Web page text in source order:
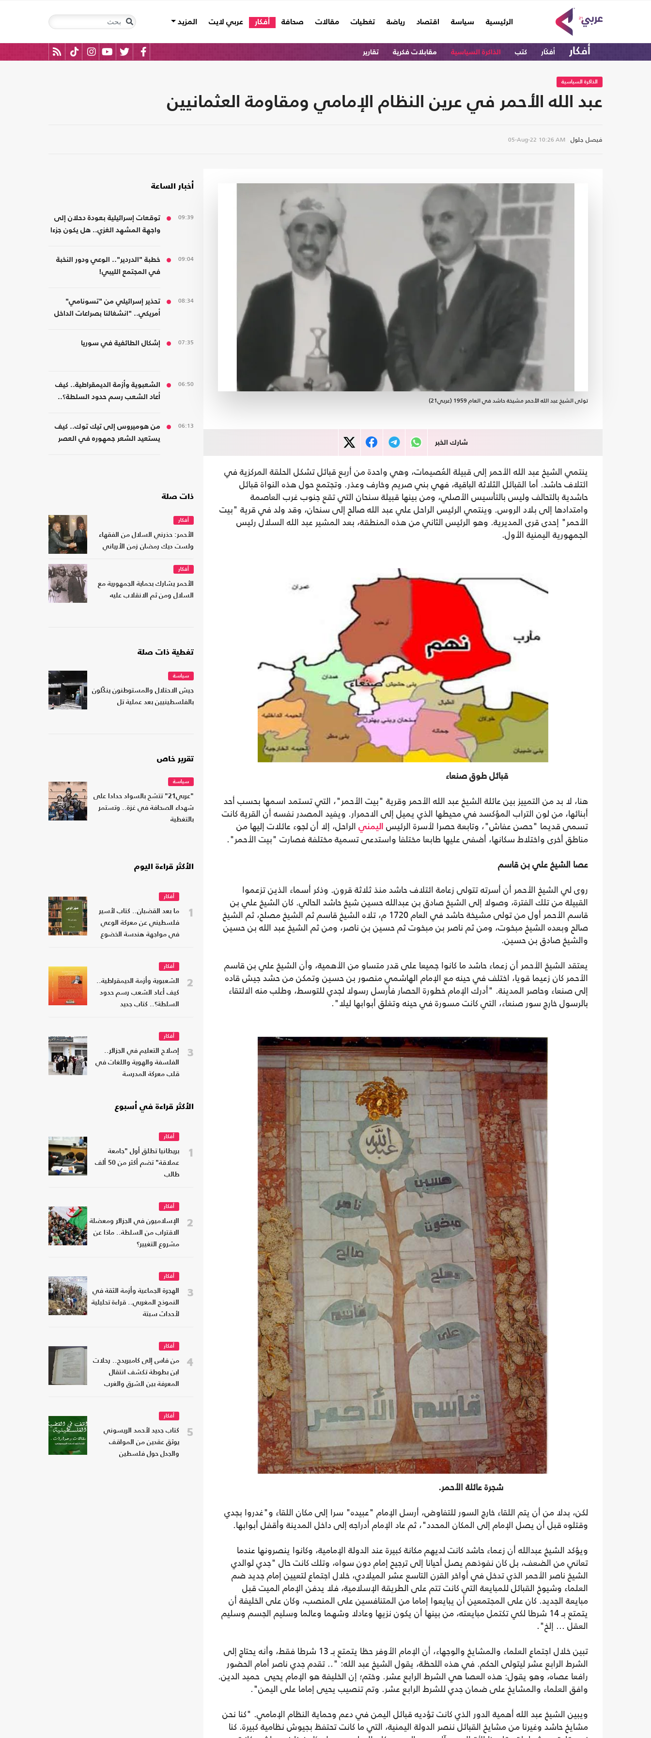
الرئيسية
(current) سياسة اقتصاد رياضة تغطيات مقالات صحافة أفكار عربي لايت المزيد
أفكار أفكَار كتب الذاكرة السياسية مقابلات فكرية تقارير
الذاكرة السياسية
عبد الله الأحمر في عرين النظام الإمامي ومقاومة العثمانيين
فيصل جلول 05-Aug-22 10:26 AM
تولى الشيخ عبد الله الأحمر مشيخة حاشد في العام 1959 (عربي21)
شارك الخبر
ينتمي الشيخ عبد الله الأحمر إلى قبيلة العُصيمات، وهي واحدة من أربع قبائل تشكل الحلقة المركزية في
ائتلاف حاشد. أما القبائل الثلاثة الباقية، فهي بني صريم وخارف وعذر. وتجتمع حول هذه النواة قبائل
حاشدية بالتحالف وليس بالتأسيس الأصلي، ومن بينها قبيلة سنحان التي تقع جنوب غرب العاصمة
وامتدادها إلى بلاد الروس. وينتمي الرئيس الراحل علي عبد الله صالح إلى سنحان، وقد ولد في قرية "بيت
الأحمر" إحدى قرى المديرية. وهو الرئيس الثاني من هذه المنطقة، بعد المشير عبد الله السلال رئيس
الجمهورية اليمنية الأول.
قبائل طوق صنعاء
هنا، لا بد من التمييز بين عائلة الشيخ عبد الله الأحمر وقرية "بيت الأحمر"، التي تستمد اسمها بحسب أحد
أبنائها، من لون التراب المؤكسد في محيطها الذي يميل إلى الاحمرار. ويفيد المصدر نفسه أن القرية كانت
تسمى قديما "حصن عفاش"، وتابعة حصرا لأسرة الرئيس
اليمني الراحل، إلا أن لجوء عائلات إليها من
مناطق أخرى واختلاط سكانها، أضفى عليها طابعا مختلفا واستدعى تسمية مختلفة فصارت "بيت الأحمر".
عصا الشيخ علي بن قاسم
روى لي الشيخ الأحمر أن أسرته تتولى زعامة ائتلاف حاشد منذ ثلاثة قرون. وذكر أسماء الذين تزعموا
القبيلة من تلك الفترة، وصولا إلى الشيخ صادق بن عبدالله حسين شيخ حاشد الحالي. كان الشيخ علي بن
قاسم الأحمر أول من تولى مشيخة حاشد في العام 1720 م، تلاه الشيخ قاسم ثم الشيخ مصلح، ثم الشيخ
صالح وبعده الشيخ مبخوت، ومن ثم ناصر بن مبخوت ثم حسين بن ناصر، ومن ثم الشيخ عبد الله بن حسين
والشيخ صادق بن حسين.
يعتقد الشيخ الأحمر أن زعماء حاشد ما كانوا جميعا على قدر متساو من الأهمية، وأن الشيخ علي بن قاسم
الأحمر كان زعيما قويا، اختلف في حينه مع الإمام الهاشمي منصور بن حسين وتمكن من حشد جيش قاده
إلى صنعاء وحاصر المدينة. "أدرك الإمام خطورة الحصار فأرسل رسولا لجدي للتوسط، وطلب منه الالتقاء
بالرسول خارج سور صنعاء، التي كانت مسورة في حينه وتغلق أبوابها ليلا".
شجرة عائلة الأحمر.
لكن، بدلا من أن يتم اللقاء خارج السور للتفاوض، أرسل الإمام "عبيده" سرا إلى مكان اللقاء و"غدروا بجدي
وقتلوه قبل أن يصل الإمام إلى المكان المحدد"، ثم عاد الإمام أدراجه إلى داخل المدينة وأقفل أبوابها.
ويؤكد الشيخ عبدالله أن زعماء حاشد كانت لديهم مكانة كبيرة عند الدولة الإمامية، وكانوا ينصرونها عندما
تعاني من الضعف، بل كان نفوذهم يصل أحيانا إلى ترجيح إمام دون سواه، وتلك كانت حال "جدي لوالدي
الشيخ ناصر الأحمر الذي تدخل في أواخر القرن التاسع عشر الميلادي، خلال اجتماع لتعيين إمام جديد ضم
العلماء وشيوخ القبائل للمبايعة التي كانت تتم على الطريقة الإسلامية، فلا يدفن الإمام الميت قبل
مبايعة الجديد. كان على المجتمعين أن يبايعوا إماما من المتنافسين على المنصب، وكان على الخليفة أن
يتمتع بـ 14 شرطا لكي تكتمل مبايعته، من بينها أن يكون نزيها وعادلا وشهما وعالما وسليم الجسم وسليم
العقل ... إلخ".
تبين خلال اجتماع العلماء والمشايخ والوجهاء، أن الإمام الأوفر حظا يتمتع بـ 13 شرطا فقط، وأنه يحتاج إلى
الشرط الرابع عشر ليتولى الحكم. في هذه اللحظة، يقول الشيخ عبد الله: ".. تقدم جدي ناصر أمام الحضور
رافعا عصاه، وهو يقول: هذه العصا هي الشرط الرابع عشر. وختم؛ إن الخليفة هو الإمام يحيى حميد الدين.
وافق العلماء والمشايخ على ضمان جدي للشرط الرابع عشر. وتم تنصيب يحيى إماما على اليمن".
ويبين الشيخ عبد الله أهمية الدور الذي كانت تؤديه قبائل اليمن في دعم وحماية النظام الإمامي. "كنا نحن
مشايخ حاشد وغيرنا من مشايخ القبائل ننصر الدولة اليمنية، التي ما كانت تحتفظ بجيوش نظامية كبيرة. كنا
أخبار الساعة
09:39
توقعات إسرائيلية بعودة دحلان إلى
واجهة المشهد الغزي.. هل يكون جزءا
09:04
خطبة "الدردير".. الوعي ودور النخبة
في المجتمع الليبي!
08:34
تحذير إسرائيلي من "تسونامي"
أمريكي.. "انشغالنا بصراعات الداخل
07:35 إشكال الطائفية في سوريا
06:50
الشعبوية وأزمة الديمقراطية.. كيف
أعاد الشعب رسم حدود السلطة؟..
06:13
من هوميروس إلى تيك توك.. كيف
يستعيد الشعر جمهوره في العصر
ذات صلة
أفكار
الأحمر: حذرني السلال من الفقهاء
ولست ديك رمضان زمن الأرياني
أفكار
الأحمر يشارك بحماية الجمهورية مع
السلال ومن ثم الانقلاب عليه
تغطية ذات صلة
سياسة
جيش الاحتلال والمستوطنون ينكّلون
بالفلسطينيين بعد عملية تل
تقرير خاص
سياسة
"عربي21" تتشح بالسواد حدادا على
شهداء الصحافة في غزة.. وتستمر
بالتغطية
الأكثر قراءة اليوم
1
أفكار
ما بعد القضبان.. كتاب لأسير
فلسطيني عن معركة الوعي
في مواجهة هندسة الخضوع
2
أفكار
الشعبوية وأزمة الديمقراطية..
كيف أعاد الشعب رسم حدود
السلطة؟.. كتاب جديد
3
أفكار
إصلاح التعليم في الجزائر..
الفلسفة والهوية واللغات في
قلب معركة المدرسة
الأكثر قراءة في أسبوع
1
أفكار
بريطانيا تطلق أول "جامعة
عملاقة" تضم أكثر من 50 ألف
طالب
2
أفكار
الإسلاميون في الجزائر ومعضلة
الاقتراب من السلطة.. ماذا عن
مشروع التغيير؟
3
أفكار
الهجرة الجماعية وأزمة الثقة في
النموذج المغربي.. قراءة تحليلية
لأحداث سبتة
4
أفكار
من فاس إلى كامبريدج.. رحلات
ابن بطوطة تكشف انتقال
المعرفة بين الشرق والغرب
5
أفكار
كتاب جديد لأحمد الريسوني
يوثق عقدين من المواقف
والجدل حول فلسطين